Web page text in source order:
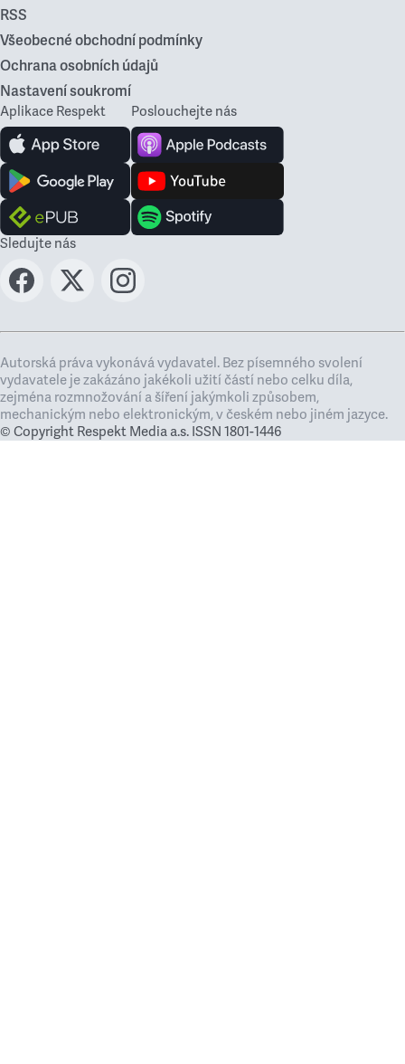
RSS
Všeobecné obchodní podmínky
Ochrana osobních údajů
Nastavení soukromí
Aplikace Respekt Poslouchejte nás
Sledujte nás
Autorská práva vykonává vydavatel. Bez písemného svolení
vydavatele je zakázáno jakékoli užití částí nebo celku díla,
zejména rozmnožování a šíření jakýmkoli způsobem,
mechanickým nebo elektronickým, v českém nebo jiném jazyce.
© Copyright Respekt Media a.s. ISSN 1801-1446